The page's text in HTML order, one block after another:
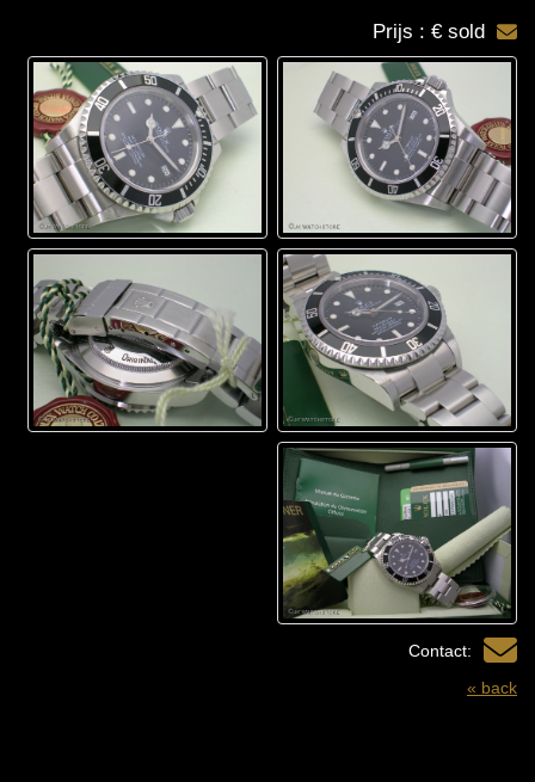
Prijs : € sold
Contact:
« back